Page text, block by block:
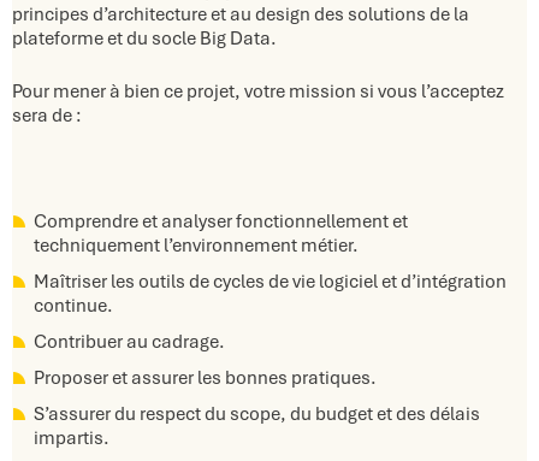
principes d’architecture et au design des solutions de la
plateforme et du socle Big Data.
Pour mener à bien ce projet, votre mission si vous l’acceptez
sera de :
Comprendre et analyser fonctionnellement et
techniquement l’environnement métier.
Maîtriser les outils de cycles de vie logiciel et d’intégration
continue.
Contribuer au cadrage.
Proposer et assurer les bonnes pratiques.
S’assurer du respect du scope, du budget et des délais
impartis.